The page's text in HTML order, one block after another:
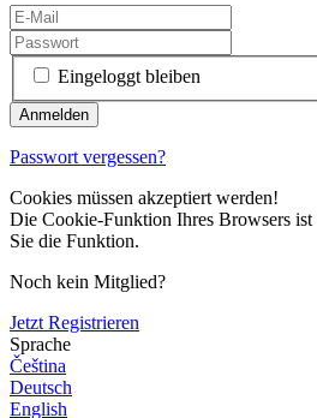
Eingeloggt bleiben
Passwort vergessen?
Cookies müssen akzeptiert werden!
Die Cookie-Funktion Ihres Browsers
Sie die Funktion.
Noch kein Mitglied?
Jetzt Registrieren
Sprache
Čeština
Deutsch
English